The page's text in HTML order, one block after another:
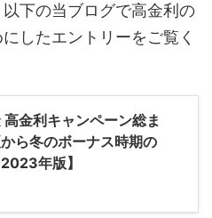
下の当ブログで高金利の
したエントリーをご覧く
高金利キャンペーン総ま
ら冬のボーナス時期の
年版】